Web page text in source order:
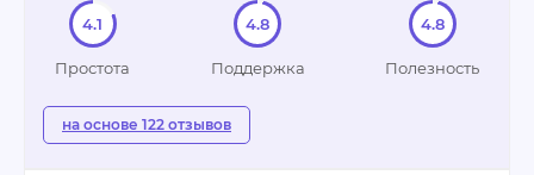
4.1
Простота
4.8
Поддержка
4.8
Полезность
на основе 122 отзывов